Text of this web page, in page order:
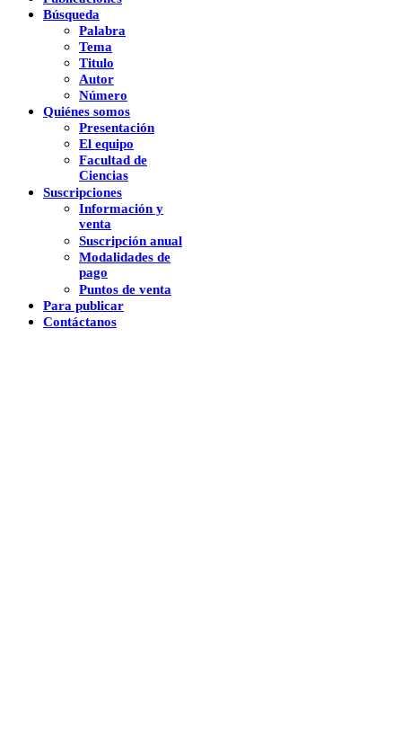
Búsqueda
Palabra
Tema
Titulo
Autor
Número
Quiénes somos
Presentación
El equipo
Facultad de
Ciencias
Suscripciones
Información y
venta
Suscripción anual
Modalidades de
pago
Puntos de venta
Para publicar
Contáctanos